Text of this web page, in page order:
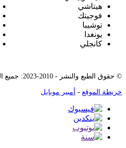
هيتاشي
فوجيتك
توشيبا
يونغدا
كانجلي
© حقوق الطبع والنشر - 2010-2023: جميع الحقوق محفوظة.
خريطة الموقع - أمبير موبايل